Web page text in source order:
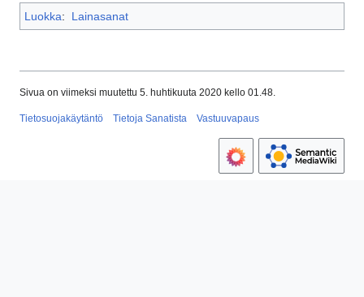
Luokka: Lainasanat
Sivua on viimeksi muutettu 5. huhtikuuta 2020 kello 01.48.
Tietosuojakäytäntö Tietoja Sanatista Vastuuvapaus